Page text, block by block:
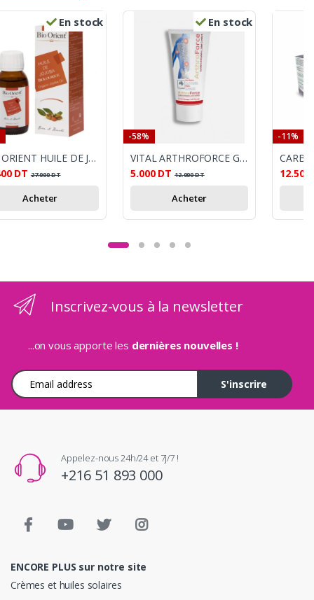
En stock
BIO ORIENT HUILE DE JOJOBA 90ML
DT 27.000DT
Acheter
En stock
-58%
VITAL ARTHROFORCE GEL DE MASSAGE 45G
5.000 DT 12.000DT
Acheter
-11%
12.500
Inscrivez-vous à la newsletter
...on vous apporte les dernières nouvelles !
Adresse e-mail
S'inscrire
Appelez-nous 24h/24 et 7j/7 !
+216 51 893 000
ENCORE PLUS sur notre site
Crèmes et huiles solaires